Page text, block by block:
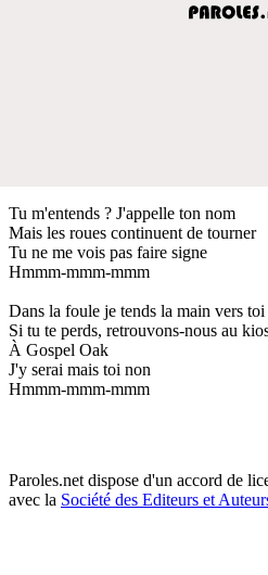
Tu m'entends ? J'appelle ton nom
Mais les roues continuent de tourner
Tu ne me vois pas faire signe
Hmmm-mmm-mmm
Dans la foule je tends la main vers toi
Si tu te perds, retrouvons-nous au
À Gospel Oak
J'y serai mais toi non
Hmmm-mmm-mmm
Paroles.net dispose d'un accord de
avec la Société des Editeurs et